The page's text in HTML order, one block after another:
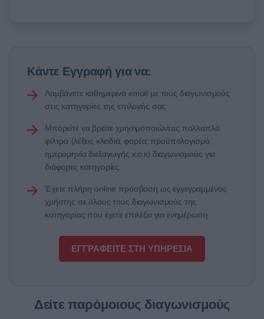
Κάντε Εγγραφή για να:
Λαμβάνετε καθημερινά email με τους διαγωνισμούς
στις κατηγορίες της επιλογής σας.
Μπορείτε να βρείτε χρησιμοποιώντας πολλαπλά
φίλτρα (λέξεις κλειδιά, φορέα, προϋπολογισμό,
ημερομηνία διεξαγωγής κ.ο.κ) διαγωνισμούς για
διάφορες κατηγορίες.
Έχετε πλήρη online πρόσβαση ως εγγεγραμμένος
χρήστης σε όλους τους διαγωνισμούς της
κατηγορίας που έχετε επιλέξει για ενημέρωση.
ΕΓΓΡΑΦΕΙΤΕ ΣΤΗ ΥΠΗΡΕΣΙΑ
Δείτε παρόμοιους διαγωνισμούς